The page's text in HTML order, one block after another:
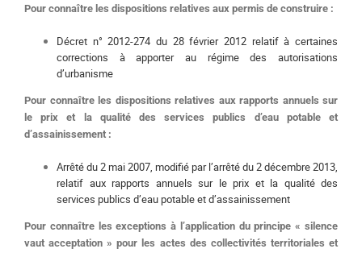
Pour connaître les dispositions relatives aux permis de construire :
Décret n° 2012-274 du 28 février 2012 relatif à certaines
corrections à apporter au régime des autorisations
d’urbanisme
Pour connaître les dispositions relatives aux rapports annuels sur
le prix et la qualité des services publics d’eau potable et
d’assainissement :
Arrêté du 2 mai 2007, modifié par l’arrêté du 2 décembre 2013,
relatif aux rapports annuels sur le prix et la qualité des
services publics d’eau potable et d’assainissement
Pour connaître les exceptions à l’application du principe « silence
vaut acceptation » pour les actes des collectivités territoriales et